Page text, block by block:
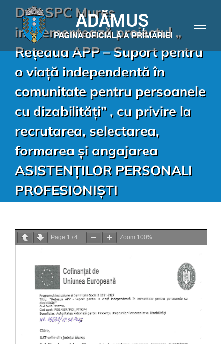
DGASPC Mureș
implementează proiectul „
Rețeaua APP – Suport pentru
o viață independentă în
comunitate pentru persoanele
cu dizabilități” , cu privire la
recrutarea, selectarea,
formarea și angajarea
ASISTENȚILOR PERSONALI
PROFESIONIȘTI
Page 1 / 4 Zoom 100%